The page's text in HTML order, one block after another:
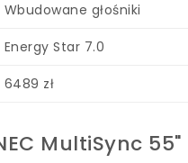
Wbudowane głośniki
Energy Star 7.0
6489 zł
MultiSync